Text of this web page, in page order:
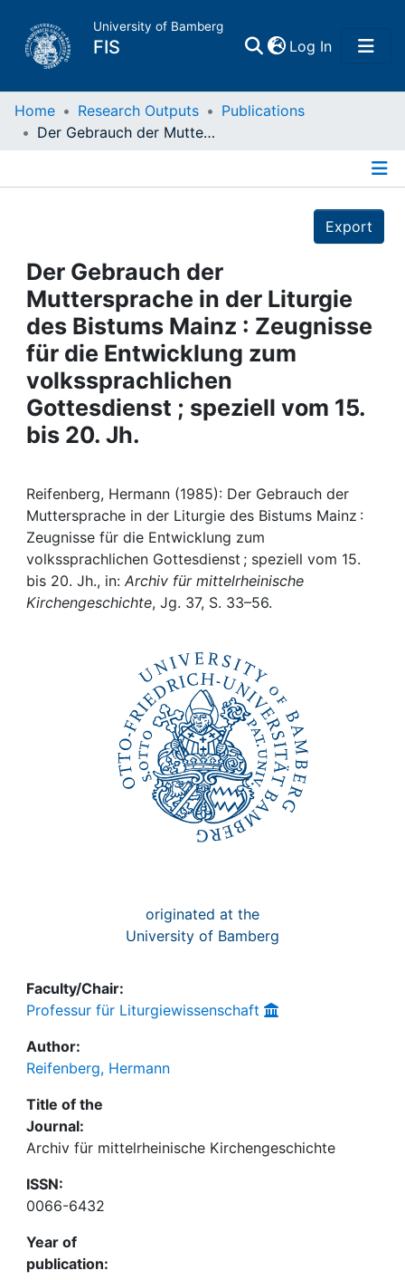
University of Bamberg
FIS Log In(current)
Home
Projects
People
Institutions
Awards
Help
Home Research Outputs
Publications
Der Gebrauch der Muttersprache in der Liturgie des Bistums Mainz : Zeugnisse für die Entwicklung zum volkssprachlichen Gottesdienst ; speziell vom 15. bis 20. Jh.
Export
Der Gebrauch der
Muttersprache in der Liturgie
des Bistums Mainz : Zeugnisse
für die Entwicklung zum
volkssprachlichen
Gottesdienst ; speziell vom 15.
bis 20. Jh.
Reifenberg, Hermann (1985): Der Gebrauch der
Muttersprache in der Liturgie des Bistums Mainz :
Zeugnisse für die Entwicklung zum
volkssprachlichen Gottesdienst ; speziell vom 15.
bis 20. Jh., in: Archiv für mittelrheinische
Kirchengeschichte, Jg. 37, S. 33–56.
originated at the
University of Bamberg
Faculty/Chair:
Professur für Liturgiewissenschaft
Author:
Reifenberg, Hermann
Title of the
Journal:
Archiv für mittelrheinische Kirchengeschichte
ISSN:
0066-6432
Year of
publication: